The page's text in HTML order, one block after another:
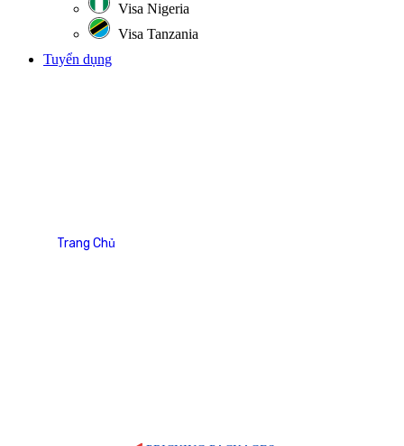
Visa Nigeria
Visa Tanzania
Tuyển dụng
Trang Chủ